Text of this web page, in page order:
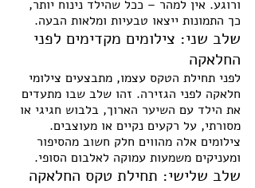
ורוגע. אין למהר – ככל שהילד נינוח יותר,
כך התמונות ייצאו טבעיות ומלאות הבעה.
שלב שני: צילומים מקדימים לפני
החלאקה
לפני תחילת הטקס עצמו, מתבצעים צילומי
חלאקה לפני הגזירה. זהו שלב שבו מתעדים
את הילד עם השיער הארוך, בלבוש חגיגי או
מסורתי, על רקעים נקיים או מעוצבים.
צילומים אלה מהווים חלק חשוב מהסיפור
ומעניקים משמעות עמוקה לאלבום הסופי.
שלב שלישי: תחילת טקס החלאקה